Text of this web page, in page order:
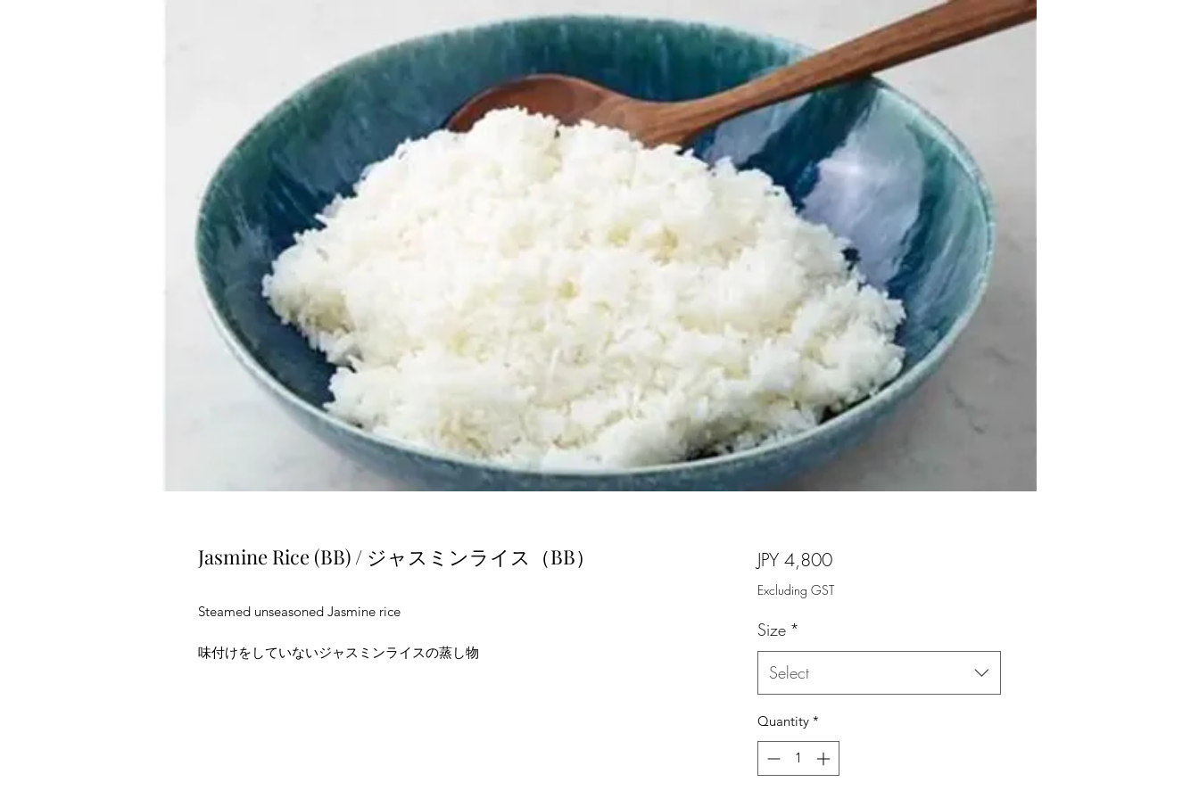
Jasmine Rice (BB) / ジャスミンライス（BB）
Steamed unseasoned Jasmine rice
味付けをしていないジャスミンライスの蒸し物
JPY 4,800Price
Excluding GST
Size *
Select
Quantity *